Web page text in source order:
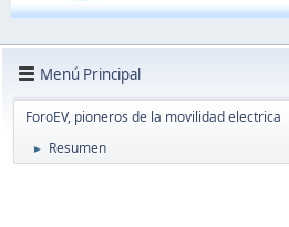
Menú Principal
ForoEV, pioneros de la movilidad electrica
► Resumen